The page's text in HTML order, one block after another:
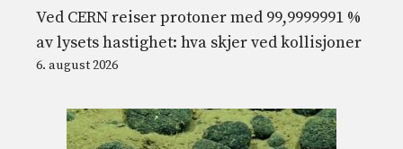
Ved CERN reiser protoner med 99,9999991 %
av lysets hastighet: hva skjer ved kollisjoner
6. august 2026